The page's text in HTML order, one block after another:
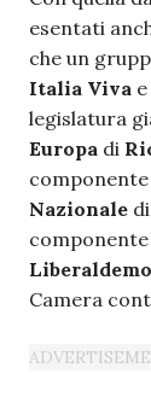
esentati
che un
Italia Viva e
legislatura
Europa di
Nazionale di
componente
Camera